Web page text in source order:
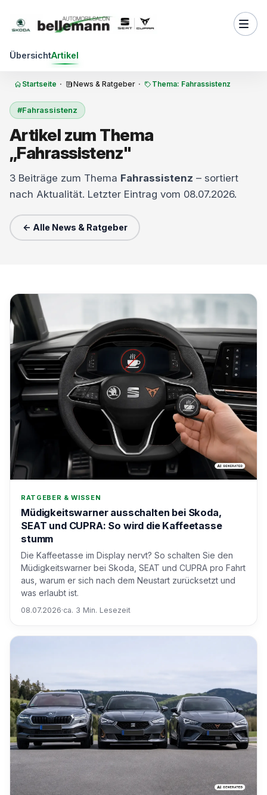
ÜbersichtArtikel
Startseite · News & Ratgeber · Thema: Fahrassistenz
#Fahrassistenz
Artikel zum Thema
„Fahrassistenz"
3 Beiträge zum Thema Fahrassistenz – sortiert
nach Aktualität. Letzter Eintrag vom 08.07.2026.
← Alle News & Ratgeber
RATGEBER & WISSEN
Müdigkeitswarner ausschalten bei Skoda,
SEAT und CUPRA: So wird die Kaffeetasse
stumm
Die Kaffeetasse im Display nervt? So schalten Sie den
Müdigkeitswarner bei Skoda, SEAT und CUPRA pro Fahrt
aus, warum er sich nach dem Neustart zurücksetzt und
was erlaubt ist.
08.07.2026·ca. 3 Min. Lesezeit